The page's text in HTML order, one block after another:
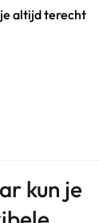
altijd terecht
kun je